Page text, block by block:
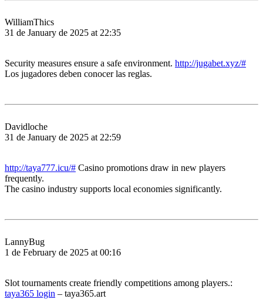
WilliamThics
31 de January de 2025 at 22:35
Security measures ensure a safe environment. http://jugabet.xyz/#
Los jugadores deben conocer las reglas.
Davidloche
31 de January de 2025 at 22:59
http://taya777.icu/# Casino promotions draw in new players
frequently.
The casino industry supports local economies significantly.
LannyBug
1 de February de 2025 at 00:16
Slot tournaments create friendly competitions among players.:
taya365 login – taya365.art